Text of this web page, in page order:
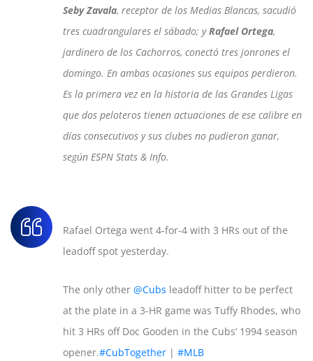
Seby Zavala, receptor de los Medias Blancas, sacudió
tres cuadrangulares el sábado; yRafael Ortega,
jardinero de los Cachorros, conectó tres jonrones el
domingo. En ambas ocasiones sus equipos perdieron.
Es la primera vez en la historia de las Grandes Ligas
que dos peloteros tienen actuaciones de ese calibre en
días consecutivos y sus clubes no pudieron ganar,
según ESPN Stats & Info.
Rafael Ortega went 4-for-4 with 3 HRs out of the
leadoff spot yesterday.
The only other @Cubs leadoff hitter to be perfect
at the plate in a 3-HR game was Tuffy Rhodes, who
hit 3 HRs off Doc Gooden in the Cubs’ 1994 season
opener.#CubTogether | #MLB